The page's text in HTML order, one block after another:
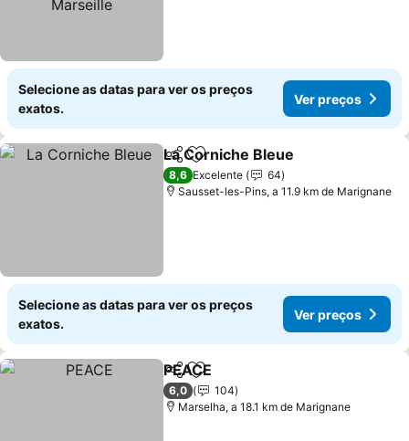
Selecione as datas para ver os preços
exatos.
Ver preços
PartilharAdicionar aos favoritos
La Corniche Bleue
8,6 Excelente
64
Sausset-les-Pins, a 11.9 km de Marignane
Selecione as datas para ver os preços
exatos.
Ver preços
PartilharAdicionar aos favoritos
PEACE
6,0
104
Marselha, a 18.1 km de Marignane